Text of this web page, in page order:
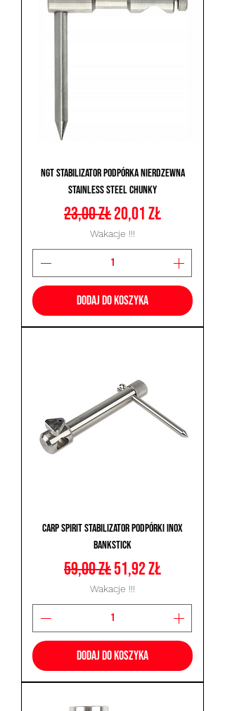
NGT Stabilizator Podpórka Nierdzewna
Stainless Steel Chunky
Regularna cena
23,00 złCena rabatowa
20,01 zł
Wakacje !!!
Dodaj do koszyka
Carp Spirit Stabilizator Podpórki INOX
Bankstick
Regularna cena
59,00 złCena rabatowa
51,92 zł
Wakacje !!!
Dodaj do koszyka